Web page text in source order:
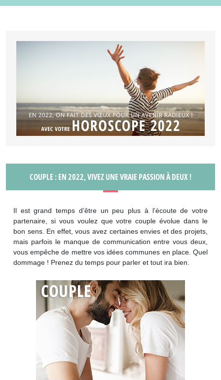
COUPLE : EN 2022, VIVEZ UNE VRAIE PASSION À DEUX !
Il est grand temps d’être un peu plus à l’écoute de votre
partenaire, si vous voulez que votre couple évolue dans le
bon sens. En effet, vous avez certaines envies et des projets,
mais parfois le manque de communication entre vous deux,
vous empêche de mettre vos idées communes en place. Quel
dommage ! Prenez du temps pour parler et tout ira bien.